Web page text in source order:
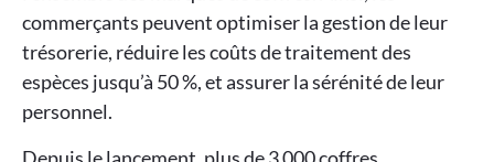
commerçants peuvent optimiser la gestion de leur
trésorerie, réduire les coûts de traitement des
espèces jusqu’à 50 %, et assurer la sérénité de leur
personnel.